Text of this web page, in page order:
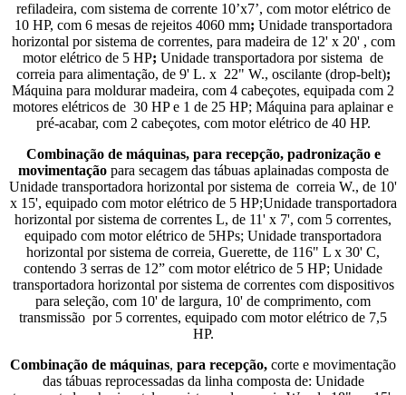
refiladeira, com sistema de corrente 10’x7’, com motor elétrico de
10 HP, com 6 mesas de rejeitos 4060 mm; Unidade transportadora
horizontal por sistema de correntes, para madeira de 12' x 20' , com
motor elétrico de 5 HP; Unidade transportadora por sistema de
correia para alimentação, de 9' L. x 22" W., oscilante (drop-belt);
Máquina para moldurar madeira, com 4 cabeçotes, equipada com 2
motores elétricos de 30 HP e 1 de 25 HP; Máquina para aplainar e
pré-acabar, com 2 cabeçotes, com motor elétrico de 40 HP.
Combinação de máquinas, para recepção, padronização e
movimentaçãopara secagem das tábuas aplainadas composta de
Unidade transportadora horizontal por sistema de correia W., de 10'
x 15', equipado com motor elétrico de 5 HP;Unidade transportadora
horizontal por sistema de correntes L, de 11' x 7', com 5 correntes,
equipado com motor elétrico de 5HPs; Unidade transportadora
horizontal por sistema de correia, Guerette, de 116" L x 30' C,
contendo 3 serras de 12” com motor elétrico de 5 HP; Unidade
transportadora horizontal por sistema de correntes com dispositivos
para seleção, com 10' de largura, 10' de comprimento, com
transmissão por 5 correntes, equipado com motor elétrico de 7,5
HP.
Combinação de máquinas, para recepção, corte e movimentação
das tábuas reprocessadas da linha composta de: Unidade